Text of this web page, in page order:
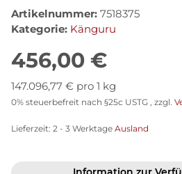
Artikelnummer: 7518375
Kategorie: Känguru
456,00 €
147.096,77 € pro 1 kg
0% steuerbefreit nach §25c USTG , zzgl.
Lieferzeit: 2 - 3 Werktage Ausland